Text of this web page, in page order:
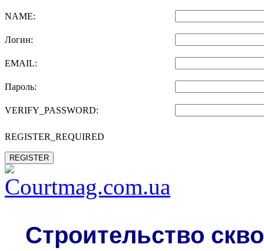
NAME:
Логин:
EMAIL:
Пароль:
VERIFY_PASSWORD:
REGISTER_REQUIRED
REGISTER
Строительство